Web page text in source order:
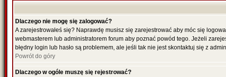
Dlaczego nie mogę się zalogować?
A zarejestrowałeś się? Naprawdę musisz się zarejestrować aby móc się
webmasterem lub administratorem forum aby poznać powód tego. Jeżeli
błędny login lub hasło są problemem, ale jeśli tak nie jest skontaktuj się z
Powrót do góry
Dlaczego w ogóle muszę się rejestrować?